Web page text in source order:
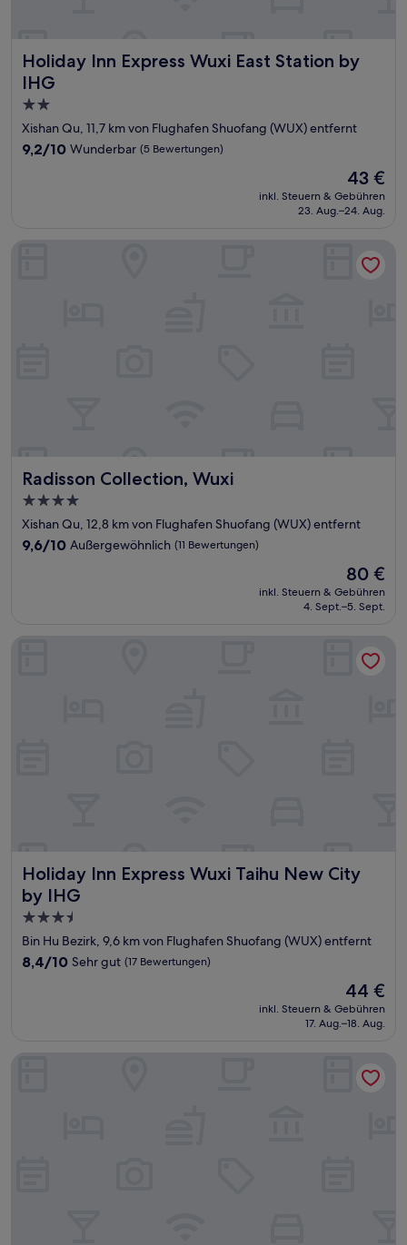
Holiday Inn Express Wuxi East Station by
IHG
Holiday Inn Express Wuxi East Station by IHG
2.0-
Sterne-
Unterkunft
Xishan Qu, 11,7 km von Flughafen Shuofang (WUX) entfernt
9.2
9,2/10 Wunderbar (5 Bewertungen)
Der
Preis
beträgt
43 €
inkl. Steuern & Gebühren
23. Aug.–24. Aug.
Radisson Collection, Wuxi
Radisson Collection, Wuxi
4.0-
Sterne-
Unterkunft
Xishan Qu, 12,8 km von Flughafen Shuofang (WUX) entfernt
9.6
9,6/10 Außergewöhnlich (11 Bewertungen)
Der
Preis
beträgt
80 €
inkl. Steuern & Gebühren
4. Sept.–5. Sept.
Holiday Inn Express Wuxi Taihu New City
by IHG
Holiday Inn Express Wuxi Taihu New City by IHG
3.5-
Sterne-
Unterkunft
Bin Hu Bezirk, 9,6 km von Flughafen Shuofang (WUX) entfernt
8.4
Bewertungen)
8,4/10 Sehr gut (17 Bewertungen)
Der
Preis
beträgt
44 €
inkl. Steuern & Gebühren
17. Aug.–18. Aug.
Holiday Inn Express Wuxi Taihu New City by IHG